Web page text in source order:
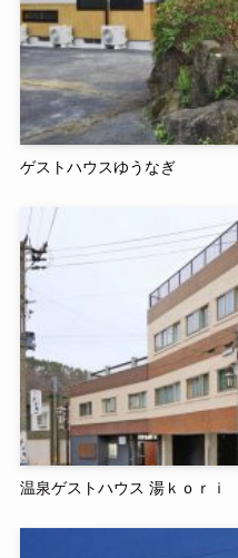
ゲストハウスゆうなぎ
温泉ゲストハウス 湯ｋｏｒｉ